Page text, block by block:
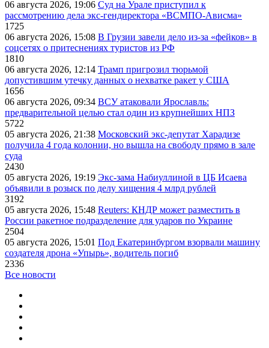
06 августа 2026, 19:06 Суд на Урале приступил к
рассмотрению дела экс-гендиректора «ВСМПО-Ависма»
1725
06 августа 2026, 15:08 В Грузии завели дело из-за «фейков» в
соцсетях о притеснениях туристов из РФ
1810
06 августа 2026, 12:14 Трамп пригрозил тюрьмой
допустившим утечку данных о нехватке ракет у США
1656
06 августа 2026, 09:34 ВСУ атаковали Ярославль:
предварительной целью стал один из крупнейших НПЗ
5722
05 августа 2026, 21:38 Московский экс-депутат Харадизе
получила 4 года колонии, но вышла на свободу прямо в зале
суда
2430
05 августа 2026, 19:19 Экс-зама Набиуллиной в ЦБ Исаева
объявили в розыск по делу хищения 4 млрд рублей
3192
05 августа 2026, 15:48 Reuters: КНДР может разместить в
России ракетное подразделение для ударов по Украине
2504
05 августа 2026, 15:01 Под Екатеринбургом взорвали машину
создателя дрона «Упырь», водитель погиб
2336
Все новости